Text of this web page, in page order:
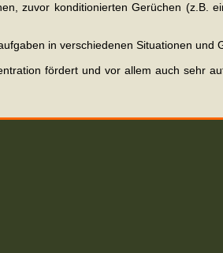
zuvor konditionierten Gerüchen (z.B.
in verschiedenen Situationen und
fördert und vor allem auch sehr